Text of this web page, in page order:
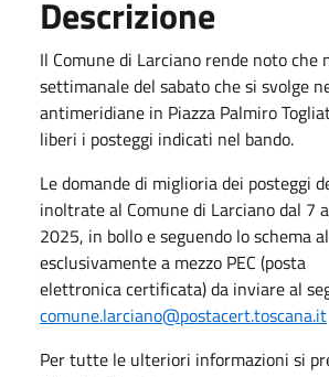
Descrizione
Il Comune di Larciano rende noto che
settimanale del sabato che si svolge
antimeridiane in Piazza Palmiro
liberi i posteggi indicati nel bando.
Le domande di miglioria dei posteggi
inoltrate al Comune di Larciano dal 7
2025, in bollo e seguendo lo schema
esclusivamente a mezzo PEC (posta
elettronica certificata) da inviare al
comune.larciano@postacert.toscana.it
Per tutte le ulteriori informazioni si